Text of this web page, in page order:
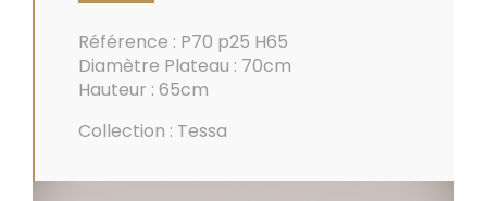
Référence : P70 p25 H65
Diamètre Plateau : 70cm
Hauteur : 65cm
Collection : Tessa